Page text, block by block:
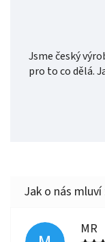
Jsme český
pro to co dělá.
MR